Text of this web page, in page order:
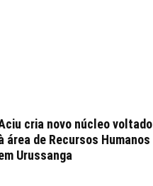
cria novo núcleo voltado
área de Recursos Humanos
Urussanga